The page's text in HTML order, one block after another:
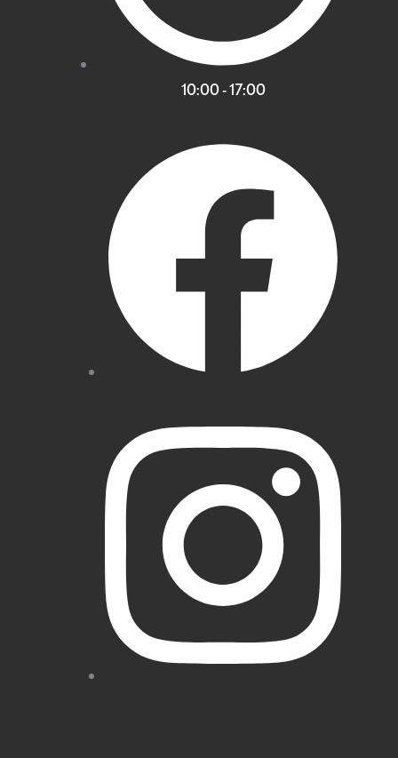
10:00 - 17:00